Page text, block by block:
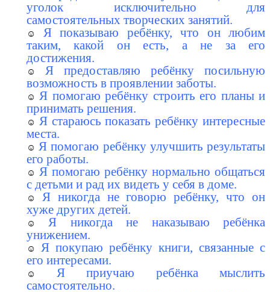
уголок исключительно для
самостоятельных творческих занятий.
Я показываю ребёнку, что он любим
таким, какой он есть, а не за его
достижения.
Я предоставляю ребёнку посильную
возможность в проявлении заботы.
Я помогаю ребёнку строить его планы и
принимать решения.
Я стараюсь показать ребёнку интересные
места.
Я помогаю ребёнку улучшить результаты
его работы.
Я помогаю ребёнку нормально общаться
с детьми и рад их видеть у себя в доме.
Я никогда не говорю ребёнку, что он
хуже других детей.
Я никогда не наказываю ребёнка
унижением.
Я покупаю ребёнку книги, связанные с
его интересами.
Я приучаю ребёнка мыслить
самостоятельно.